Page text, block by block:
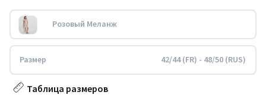
Розовый Меланж
Размер 42/44 (FR) - 48/50 (RUS)
Таблица размеров